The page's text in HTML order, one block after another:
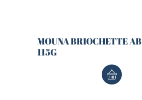
MOUNA BRIOCHETTE AB
115G